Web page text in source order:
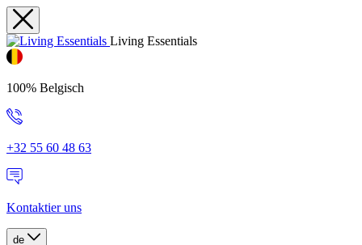
Living Essentials
100% Belgisch
+32 55 60 48 63
Kontaktier uns
de